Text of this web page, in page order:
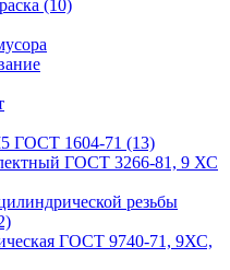
(10)
ГОСТ 1604-71 (13)
ГОСТ 3266-81, 9 ХС
резьбы
ГОСТ 9740-71, 9ХС,